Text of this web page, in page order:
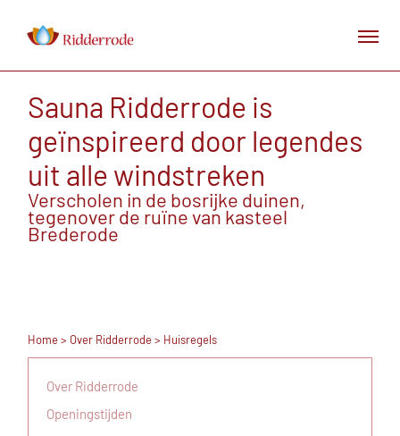
Sauna Ridderrode is
geïnspireerd door legendes
uit alle windstreken
Verscholen in de bosrijke duinen,
tegenover de ruïne van kasteel
Brederode
Home> Over Ridderrode> Huisregels
Over Ridderrode
Openingstijden